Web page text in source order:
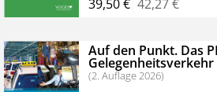
39,50 € 42,27 €
Auf den Punkt. Das
Gelegenheitsverkehr
(2. Auflage 2026)